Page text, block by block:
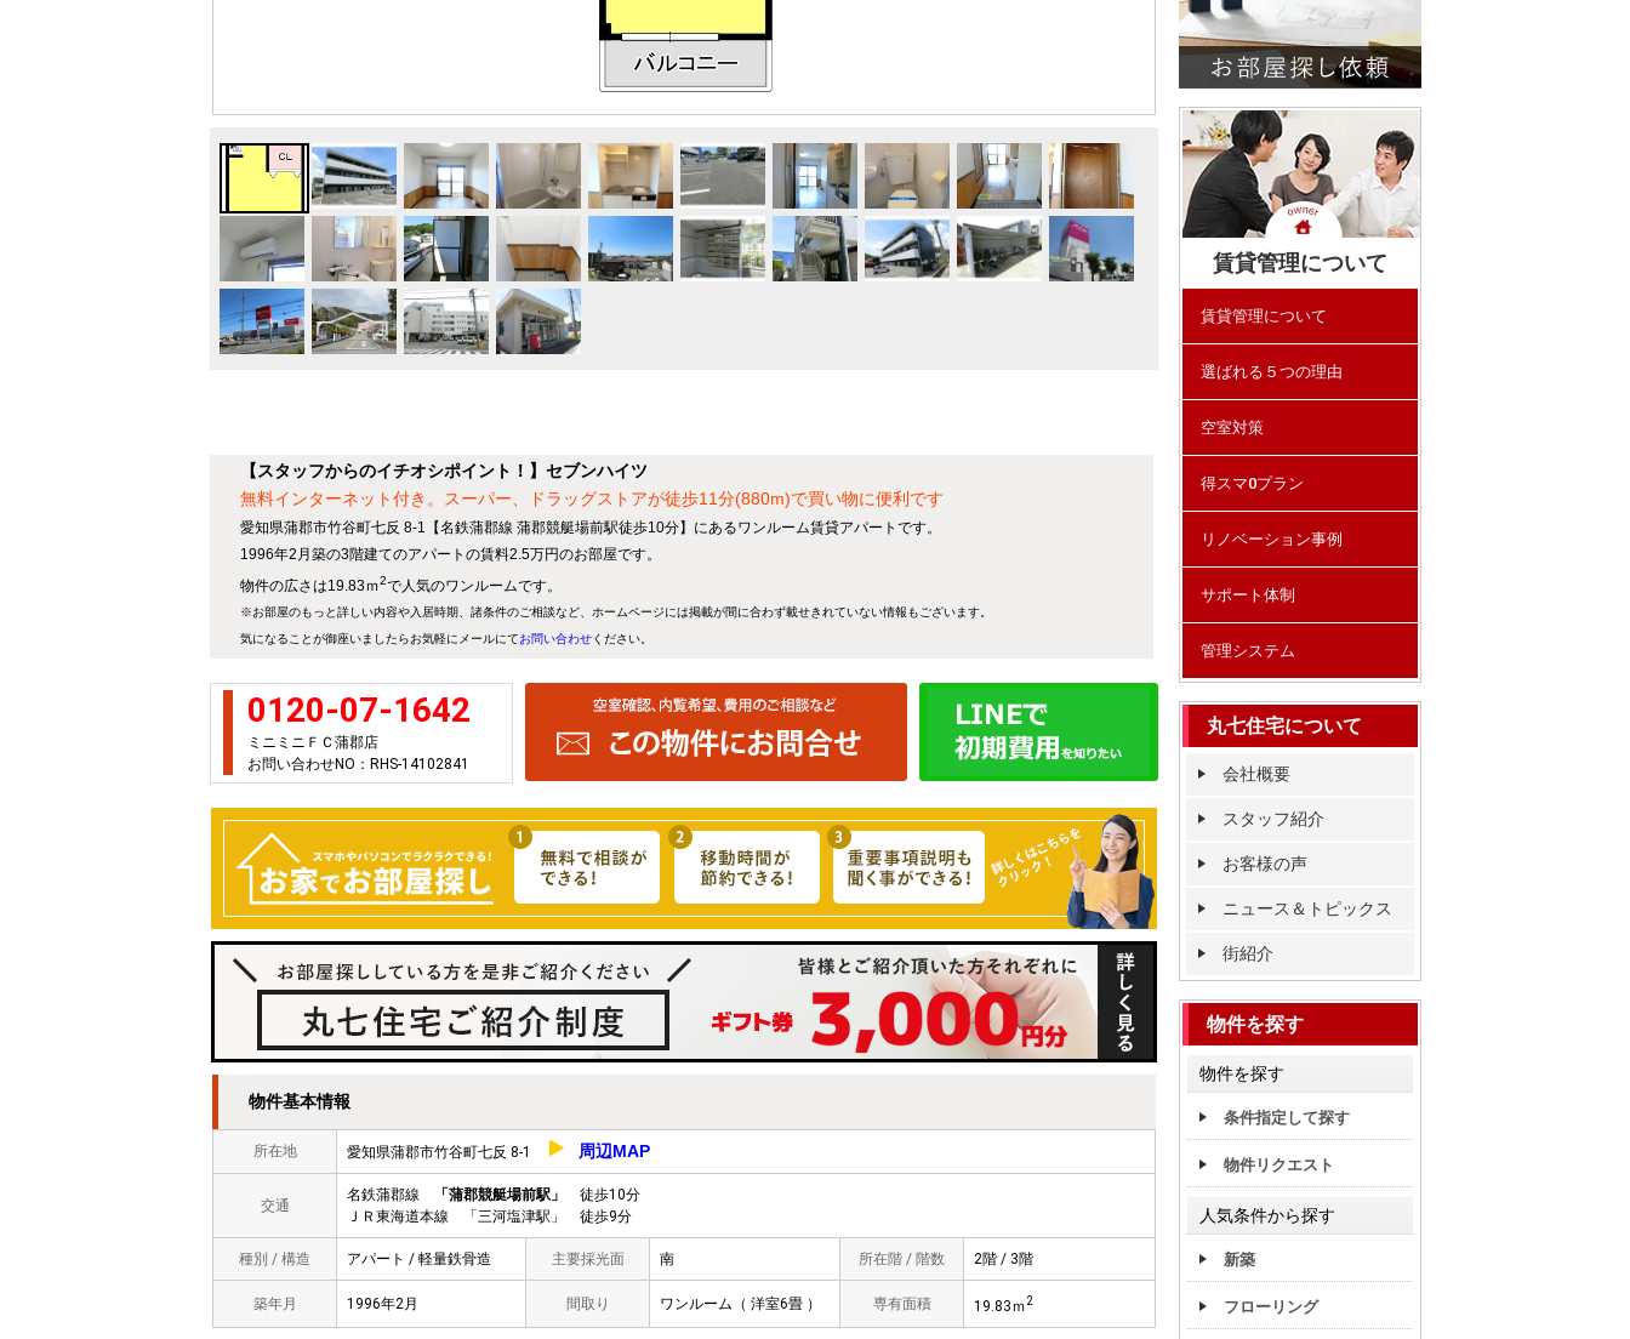
【スタッフからのイチオシポイント！】セブンハイツ
無料インターネット付き。スーパー、ドラッグストアが徒歩11分(880m)で買い物に便利です
愛知県蒲郡市竹谷町七反 8-1【名鉄蒲郡線 蒲郡競艇場前駅徒歩10分】にあるワンルーム賃貸アパートです。
1996年2月築の3階建てのアパートの賃料2.5万円のお部屋です。
物件の広さは19.83ｍ2で人気のワンルームです。
※お部屋のもっと詳しい内容や入居時期、諸条件のご相談など、ホームページには掲載が間に合わず載せきれていない情報もございます。
気になることが御座いましたらお気軽にメールにてお問い合わせください。
0120-07-1642
ミニミニＦＣ蒲郡店
お問い合わせNO：RHS-14102841
物件基本情報
所在地 愛知県蒲郡市竹谷町七反 8-1 周辺MAP
交通
名鉄蒲郡線 「蒲郡競艇場前駅」
徒歩10分
ＪＲ東海道本線 「三河塩津駅」 徒歩9分
種別 / 構造 アパート / 軽量鉄骨造 主要採光面 南 所在階 / 階数 2階 / 3階
築年月 1996年2月 間取り ワンルーム（ 洋室6畳 ） 専有面積 19.83ｍ2
賃貸管理について
賃貸管理について
選ばれる５つの理由
空室対策
得スマ0プラン
リノベーション事例
サポート体制
管理システム
丸七住宅について
会社概要
スタッフ紹介
お客様の声
ニュース＆トピックス
街紹介
物件を探す
物件を探す
条件指定して探す
物件リクエスト
人気条件から探す
新築
フローリング